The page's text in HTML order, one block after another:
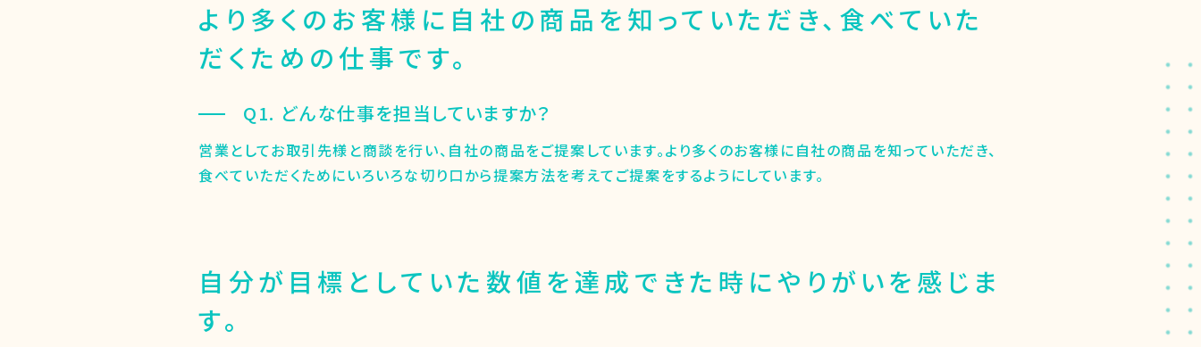
より多くのお客様に自社の商品を知っていただき、食べていた
だくための仕事です。
Q1. どんな仕事を担当していますか？
営業としてお取引先様と商談を行い、自社の商品をご提案しています。より多くのお客様に自社の商品を知っていただき、
食べていただくためにいろいろな切り口から提案方法を考えてご提案をするようにしています。
自分が目標としていた数値を達成できた時にやりがいを感じま
す。